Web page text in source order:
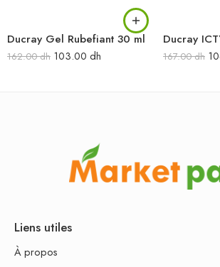
Ducray Gel Rubefiant 30 ml
162.00dh 103.00 dh 167.00dh
Liens utiles
À propos